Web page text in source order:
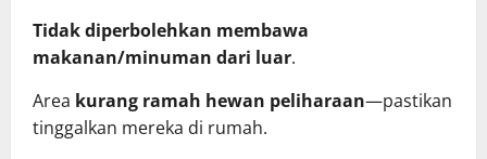
Tidak diperbolehkan membawa
makanan/minuman dari luar.
Area kurang ramah hewan peliharaan—pastikan
tinggalkan mereka di rumah.